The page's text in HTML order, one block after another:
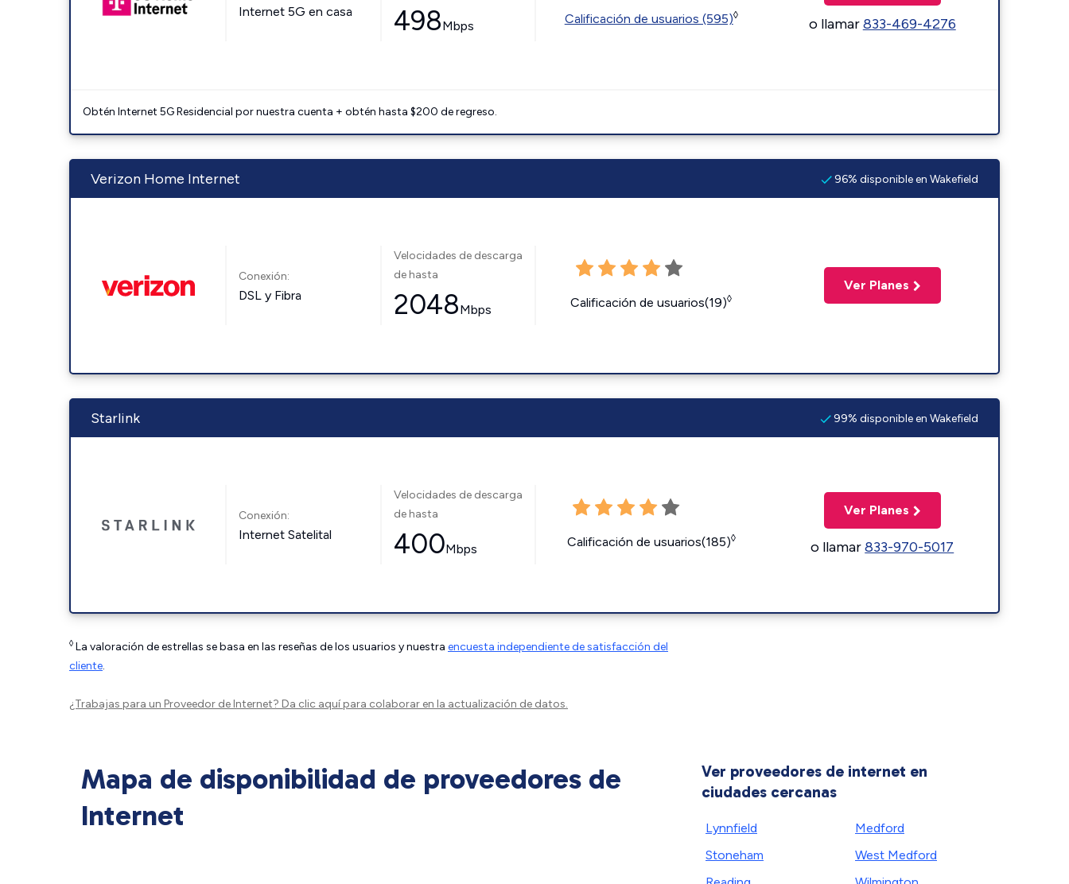
Internet 5G en casa 498Mbps Calificación de usuarios (595)◊ o llamar833-469-4276
Obtén Internet 5G Residencial por nuestra cuenta + obtén hasta $200 de regreso.
Verizon Home Internet 96% disponible en Wakefield
Conexión:
DSL y Fibra
Velocidades de descarga
de hasta
2048Mbps Calificación de usuarios(19)◊
Ver Planes
Starlink 99% disponible en Wakefield
Conexión:
Internet Satelital
Velocidades de descarga
de hasta
400Mbps Calificación de usuarios(185)◊
Ver Planes
o llamar833-970-5017
◊ La valoración de estrellas se basa en las reseñas de los usuarios y nuestra encuesta independiente de satisfacción del
cliente.
¿Trabajas para un Proveedor de Internet? Da clic aquípara colaborar en la actualización de datos.
Mapa de disponibilidad de proveedores de
Internet
Ver proveedores de internet en
ciudades cercanas
Lynnfield
Stoneham
Medford
West Medford